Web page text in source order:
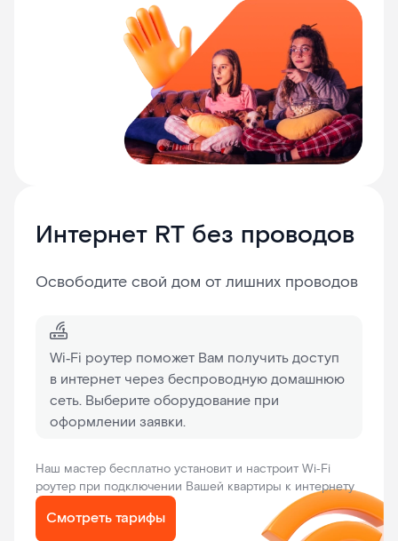
Интернет RT без проводов
Освободите свой дом от лишних проводов
Wi‑Fi роутер поможет Вам получить доступ
в интернет через беспроводную домашнюю
сеть. Выберите оборудование при
оформлении заявки.
Наш мастер бесплатно установит и настроит Wi‑Fi
роутер при подключении Вашей квартиры к интернету
Смотреть тарифы